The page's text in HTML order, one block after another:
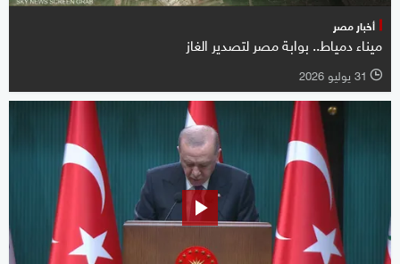
أخبار مصر
ميناء دمياط.. بوابة مصر لتصدير الغاز
l 31 يوليو 2026